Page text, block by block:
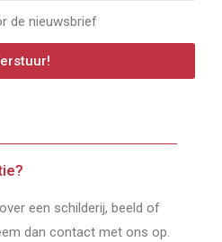
de nieuwsbrief
een schilderij, beeld of
dan contact met ons op.